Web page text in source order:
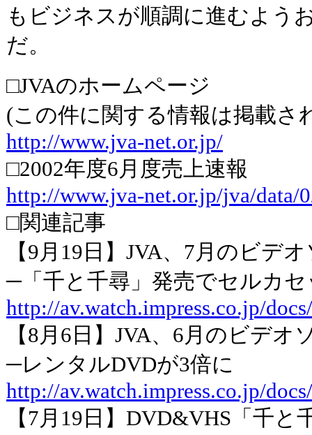
もビジネスが順調に進むよう
だ。
□JVAのホームページ
(この件に関する情報は掲載さ
http://www.jva-net.or.jp/
□2002年度6月度売上速報
http://www.jva-net.or.jp/jva/data/
□関連記事
【9月19日】JVA、7月のビデ
─「千と千尋」発売でセルカセ
http://av.watch.impress.co.jp/
【8月6日】JVA、6月のビデオ
─レンタルDVDが3倍に
http://av.watch.impress.co.jp/
【7月19日】DVD&VHS「千と